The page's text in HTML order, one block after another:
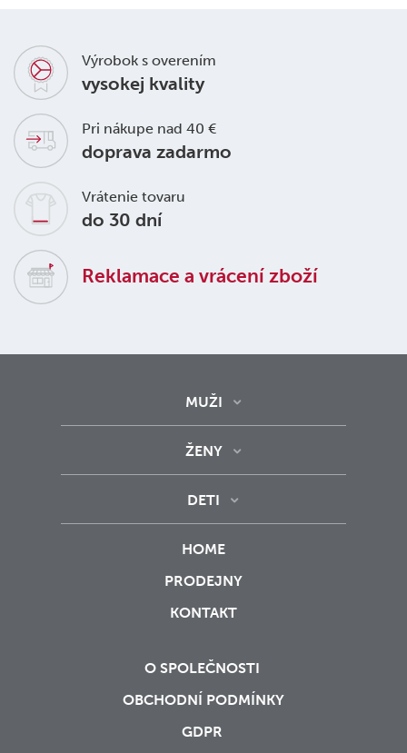
Výrobok s overením
vysokej kvality
Pri nákupe nad 40 €
doprava zadarmo
Vrátenie tovaru
do 30 dní
Reklamace a vrácení zboží
MUŽI
ŽENY
DETI
HOME
PRODEJNY
KONTAKT
O SPOLEČNOSTI
OBCHODNÍ PODMÍNKY
GDPR